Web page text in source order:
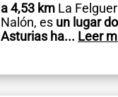
a 4,53 kmLa
Nalón, es un lugar
Asturias ha... Leer